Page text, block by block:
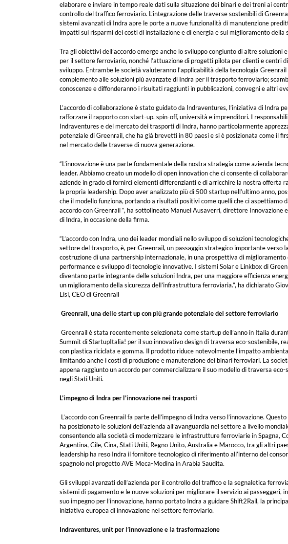
elaborare e inviare in tempo reale dati sulla situazione dei binari e dei treni ai
controllo del traffico ferroviario. L’integrazione delle traverse sostenibili di
sistemi avanzati di Indra apre le porte a nuove funzionalità di manutenzione
impatti sui risparmi dei costi di installazione e di energia e sul miglioramento della
Tra gli obiettivi dell’accordo emerge anche lo sviluppo congiunto di altre soluzioni
per il settore ferroviario, nonché l’attuazione di progetti pilota per clienti e centri
sviluppo. Entrambe le società valuteranno l’applicabilità della tecnologia Greenrail
complemento alle soluzioni più avanzate di Indra per il trasporto ferroviario;
conoscenze e diffonderanno i risultati raggiunti in pubblicazioni, convegni e altri
L’accordo di collaborazione è stato guidato da Indraventures, l’iniziativa di Indra
rafforzare il rapporto con start-up, spin-off, università e imprenditori. I
Indraventures e del mercato dei trasporti di Indra, hanno particolarmente
potenziale di Greenrail, che ha già brevetti in 80 paesi e si è posizionata come il
nel mercato delle traverse di nuova generazione.
“L’innovazione è una parte fondamentale della nostra strategia come azienda
leader. Abbiamo creato un modello di open innovation che ci consente di
aziende in grado di fornirci elementi differenzianti e di arricchire la nostra offerta
la propria leadership. Dopo aver analizzato più di 500 startup nell’ultimo anno,
che il modello funziona, portando a risultati positivi come quelli che ci aspettiamo
accordo con Greenrail “, ha sottolineato Manuel Ausaverri, direttore Innovazione
di Indra, in occasione della firma.
“L’accordo con Indra, uno dei leader mondiali nello sviluppo di soluzioni
settore del trasporto, è, per Greenrail, un passaggio strategico importante verso la
costruzione di una partnership internazionale, in una prospettiva di miglioramento
performance e sviluppo di tecnologie innovative. I sistemi Solar e Linkbox di
diventano parte integrante delle soluzioni Indra, per una maggiore efficienza
un miglioramento della sicurezza dell’infrastruttura ferroviaria.”, ha dichiarato
Lisi, CEO di Greenrail
Greenrail, una delle start up con più grande potenziale del settore ferroviario
Greenrail è stata recentemente selezionata come startup dell’anno in Italia
Summit di StartupItalia! per il suo innovativo design di traversa eco-sostenibile,
con plastica riciclata e gomma. Il prodotto riduce notevolmente l’impatto
limitando anche i costi di produzione e manutenzione dei binari ferroviari. La
appena raggiunto un accordo per commercializzare il suo modello di traversa eco-
negli Stati Uniti.
L’impegno di Indra per l’innovazione nei trasporti
L’accordo con Greenrail fa parte dell’impegno di Indra verso l’innovazione.
ha posizionato le soluzioni dell’azienda all’avanguardia nel settore a livello
consentendo alla società di modernizzare le infrastrutture ferroviarie in Spagna,
Argentina, Cile, Cina, Stati Uniti, Regno Unito, Australia e Marocco, tra gli altri
leadership ha reso Indra il fornitore tecnologico di riferimento all’interno del
spagnolo nel progetto AVE Meca-Medina in Arabia Saudita.
Gli sviluppi avanzati dell’azienda per il controllo del traffico e la segnaletica
sistemi di pagamento e le nuove soluzioni per migliorare il servizio ai passeggeri,
suo impegno per l’innovazione, hanno portato Indra a guidare Shift2Rail, la
iniziativa europea di innovazione nel settore ferroviario.
Indraventures, unit per l’innovazione e la trasformazione